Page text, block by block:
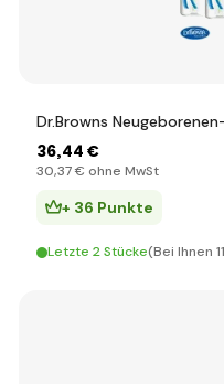
Dr.Browns
36,44 €
30,37 € ohne MwSt
+ 36 Punkte
Letzte 2 Stücke(Bei Ihnen